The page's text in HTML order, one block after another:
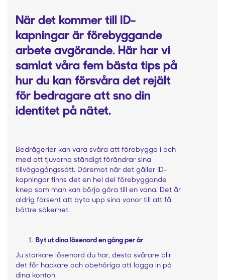
När det kommer till ID-
kapningar är förebyggande
arbete avgörande. Här har vi
samlat våra fem bästa tips på
hur du kan försvåra det rejält
för bedragare att sno din
identitet på nätet.
Bedrägerier kan vara svåra att förebygga i och
med att tjuvarna ständigt förändrar sina
tillvägagångssätt. Däremot när det gäller ID-
kapningar finns det en hel del förebyggande
knep som man kan börja göra till en vana. Det är
aldrig försent att byta upp sina vanor till att få
bättre säkerhet.
Byt ut dina lösenord en gång per år
Ju starkare lösenord du har, desto svårare blir
det för hackare och obehöriga att logga in på
dina konton.